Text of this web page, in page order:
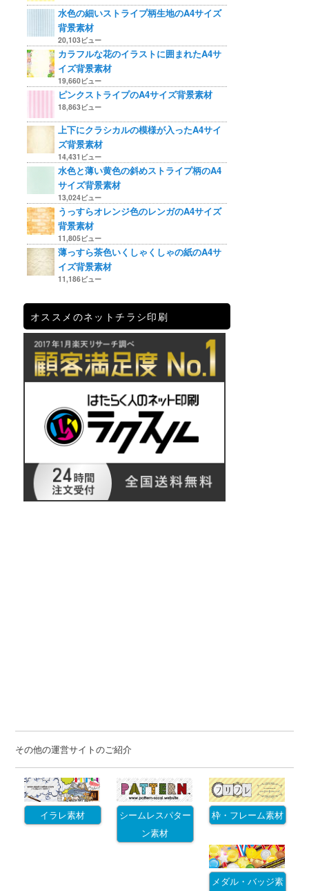
水色の細いストライプ柄生地のA4サイズ
背景素材
20,103ビュー
カラフルな花のイラストに囲まれたA4サ
イズ背景素材
19,660ビュー
ピンクストライプのA4サイズ背景素材
18,863ビュー
上下にクラシカルの模様が入ったA4サイ
ズ背景素材
14,431ビュー
水色と薄い黄色の斜めストライプ柄のA4
サイズ背景素材
13,024ビュー
うっすらオレンジ色のレンガのA4サイズ
背景素材
11,805ビュー
薄っすら茶色いくしゃくしゃの紙のA4サ
イズ背景素材
11,186ビュー
オススメのネットチラシ印刷
その他の運営サイトのご紹介
イラレ素材
シームレスパター
ン素材
枠・フレーム素材
メダル・バッジ素